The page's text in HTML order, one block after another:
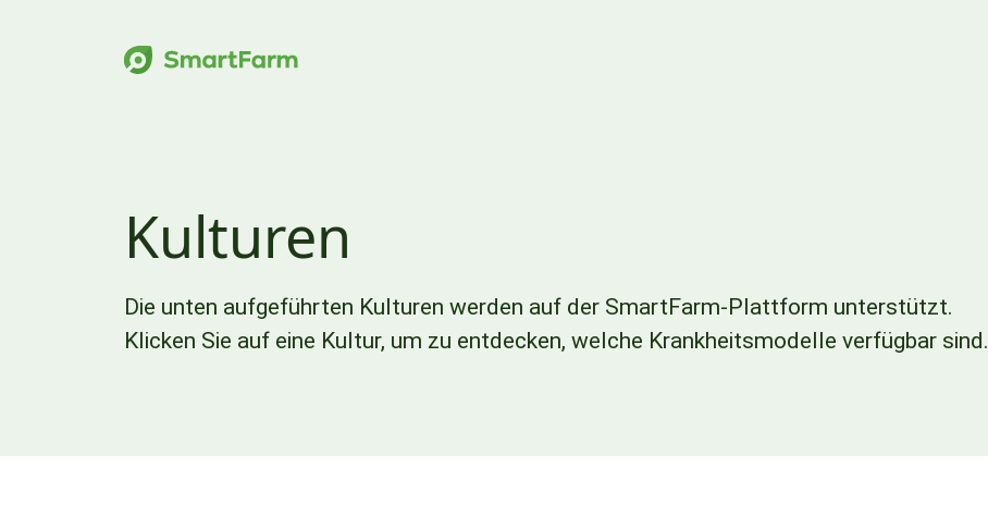
Kulturen
Die unten aufgeführten Kulturen werden auf der SmartFarm-Plattform unterstützt.
Klicken Sie auf eine Kultur, um zu entdecken, welche Krankheitsmodelle verfügbar sind.